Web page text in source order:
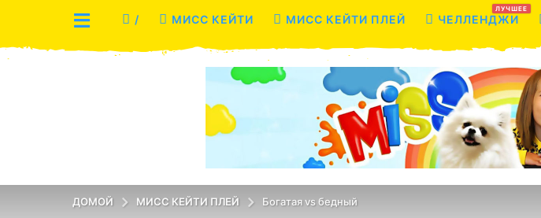
/ МИСС КЕЙТИ МИСС КЕЙТИ ПЛЕЙ ЧЕЛЛЕНДЖИ
ЛУЧШЕЕ
ДОМОЙ МИСС КЕЙТИ ПЛЕЙ Богатая vs бедный